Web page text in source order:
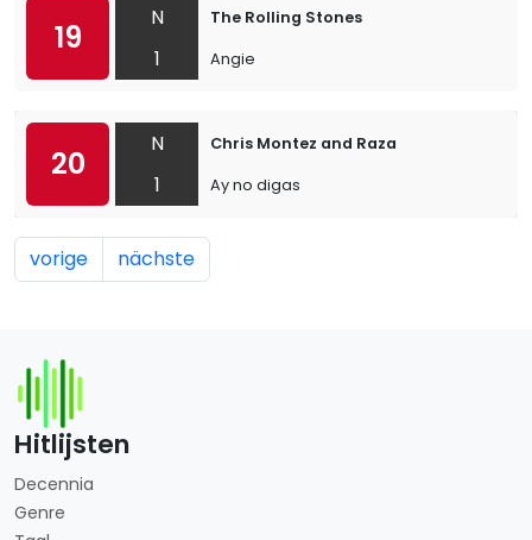
19
N
1
The Rolling Stones
Angie
20
N
1
Chris Montez and Raza
Ay no digas
vorige nächste
Hitlijsten
Decennia
Genre